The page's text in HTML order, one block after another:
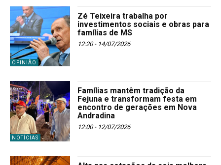
OPINIÃO
Zé Teixeira trabalha por
investimentos sociais e obras para
famílias de MS
12:20 - 14/07/2026
NOTÍCIAS
Famílias mantêm tradição da
Fejuna e transformam festa em
encontro de gerações em Nova
Andradina
12:00 - 12/07/2026